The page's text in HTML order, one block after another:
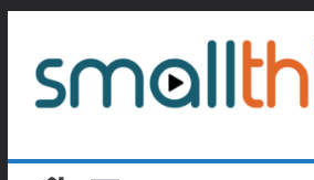
contenu